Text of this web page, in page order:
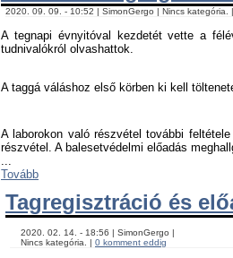
2020. 09. 09. - 10:52 | SimonGergo | Nincs kategória. |
A tegnapi évnyitóval kezdetét vette a
tudnivalókról olvashattok.
A taggá váláshoz első körben ki kell
A laborokon való részvétel további
részvétel. A balesetvédelmi előadás
Tovább
Tagregisztráció és
    Nincs kategória. |
0 komment eddig